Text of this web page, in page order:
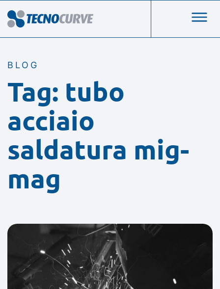
BLOG
Tag: tubo
acciaio
saldatura mig-
mag